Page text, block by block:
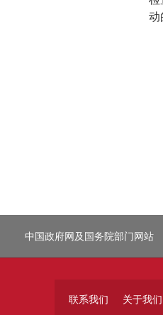
动
中国政府网及国务院部门网站
联系我们 关于我们